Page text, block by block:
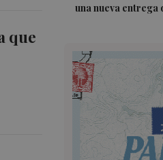
que
una nueva